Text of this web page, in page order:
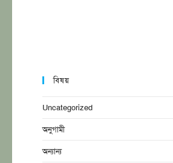
বিষয়
Uncategorized
অনুগামী
অন্যান্য